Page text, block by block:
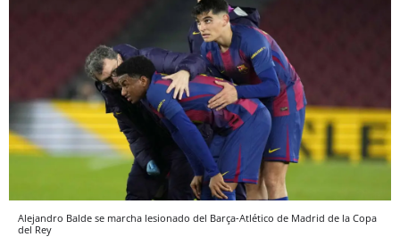
Alejandro Balde se marcha lesionado del Barça-Atlético de Madrid de la Copa
del Rey